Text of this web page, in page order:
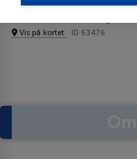
Vis på kortet ID 63476